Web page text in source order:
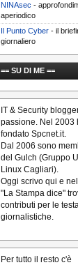
NINAsec -
aperiodico
Il Punto Cyber - il
giornaliero
== SU DI ME ==
IT & Security
passione. Nel 2003
fondato Spcnet.it.
Dal 2006 sono
del Gulch (Gruppo
Linux Cagliari).
Oggi scrivo qui e
"La Stampa dice"
contributi per le
giornalistiche.
Per tutto il resto c'è